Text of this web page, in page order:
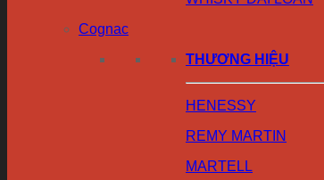
Cognac
THƯƠNG HIỆU
HENESSY
REMY MARTIN
MARTELL